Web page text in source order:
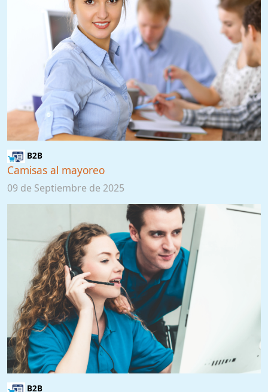
B2B
Camisas al mayoreo
09 de Septiembre de 2025
B2B